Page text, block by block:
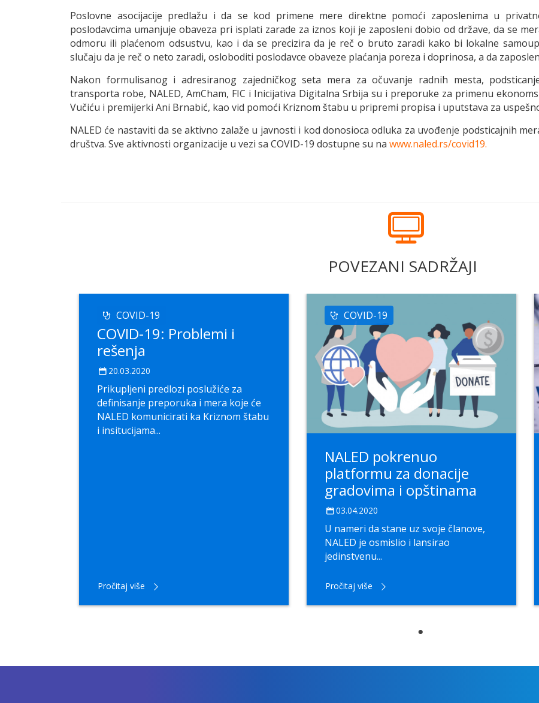
Poslovne asocijacije predlažu i da se kod primene mere direktne pomoći zaposlenima u
poslodavcima umanjuje obaveza pri isplati zarade za iznos koji je zaposleni dobio od države, da se
odmoru ili plaćenom odsustvu, kao i da se precizira da je reč o bruto zaradi kako bi lokalne
slučaju da je reč o neto zaradi, osloboditi poslodavce obaveze plaćanja poreza i doprinosa, a da
Nakon formulisanog i adresiranog zajedničkog seta mera za očuvanje radnih mesta,
transporta robe, NALED, AmCham, FIC i Inicijativa Digitalna Srbija su i preporuke za primenu
Vučiću i premijerki Ani Brnabić, kao vid pomoći Kriznom štabu u pripremi propisa i uputstava za
NALED će nastaviti da se aktivno zalaže u javnosti i kod donosioca odluka za uvođenje podsticajnih
društva. Sve aktivnosti organizacije u vezi sa COVID-19 dostupne su na www.naled.rs/covid19.
POVEZANI SADRŽAJI
COVID-19
COVID-19: Problemi i
rešenja
20.03.2020
Prikupljeni predlozi poslužiće za
definisanje preporuka i mera koje će
NALED komunicirati ka Kriznom štabu
i insitucijama...
Pročitaj više
COVID-19
NALED pokrenuo
platformu za donacije
gradovima i opštinama
03.04.2020
U nameri da stane uz svoje članove,
NALED je osmislio i lansirao
jedinstvenu...
Pročitaj više